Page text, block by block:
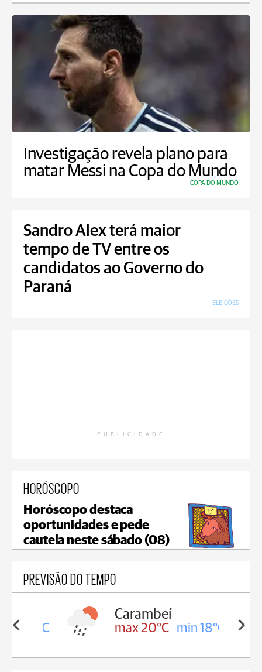
Investigação revela plano para
matar Messi na Copa do Mundo
COPA DO MUNDO
Sandro Alex terá maior
tempo de TV entre os
candidatos ao Governo do
Paraná
ELEIÇÕES
PUBLICIDADE
HORÓSCOPO
Horóscopo destaca
oportunidades e pede
cautela neste sábado (08)
PREVISÃO DO TEMPO
18°C
Carambeí
max 20°C min 18°C